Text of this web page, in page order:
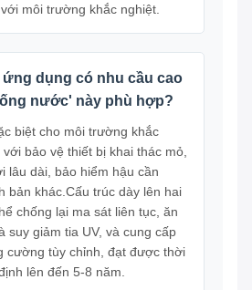
môi trường khắc nghiệt.
ứng dụng có nhu cầu cao
nước' này phù hợp?
biệt cho môi trường khắc
bảo vệ thiết bị khai thác mỏ,
lâu dài, bảo hiểm hậu cần
bản khác.Cấu trúc dày lên hai
chống lại ma sát liên tục, ăn
suy giảm tia UV, và cung cấp
cường tùy chỉnh, đạt được thời
lên đến 5-8 năm.